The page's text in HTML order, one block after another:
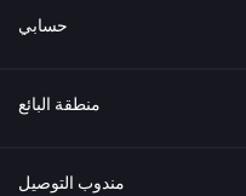
حسابي
منطقة البائع
مندوب التوصيل